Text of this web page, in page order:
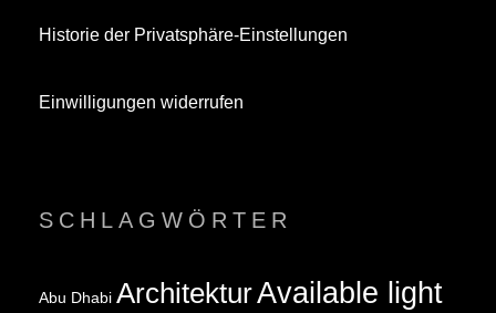
Historie der Privatsphäre-Einstellungen
Einwilligungen widerrufen
SCHLAGWÖRTER
Abu Dhabi ArchitekturAvailable light